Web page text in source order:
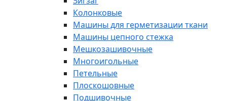
Колонковые
Машины для герметизации ткани
Машины цепного стежка
Мешкозашивочные
Многоигольные
Петельные
Плоскошовные
Подшивочные